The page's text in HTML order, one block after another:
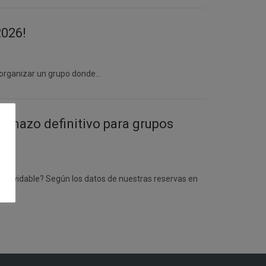
un grupo donde…
definitivo para grupos
Según los datos de nuestras reservas en